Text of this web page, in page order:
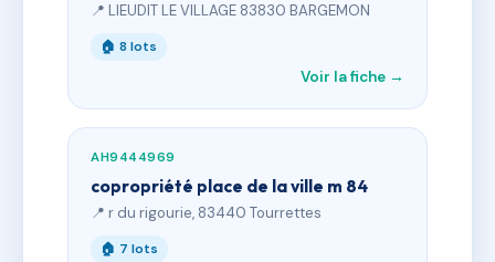
📍 LIEUDIT LE VILLAGE 83830 BARGEMON
🏠 8 lots
Voir la fiche →
AH9444969
copropriété place de la ville m 84
📍 r du rigourie, 83440 Tourrettes
🏠 7 lots